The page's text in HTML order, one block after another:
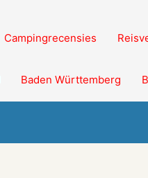
Campingrecensies
Baden Württemberg